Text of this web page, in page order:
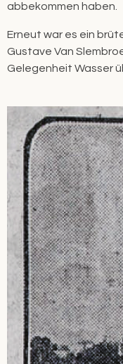
abbekommen haben.
Erneut war es ein
Gustave Van
Gelegenheit Wasser